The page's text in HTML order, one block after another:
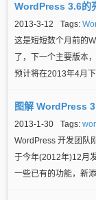
WordPress 3.6的
2013-3-12 Tags:
这是短短数个月前的
了，下一个主要版本
预计将在2013年4月
图解 WordPress
2013-1-30 Tags:
WordPress 开发团队
于今年(2012年)12月
一些已有的功能，新